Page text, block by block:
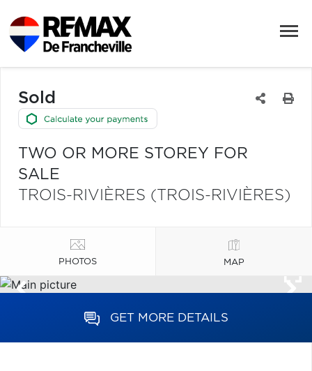
Sold
TWO OR MORE STOREY FOR
SALE
TROIS-RIVIÈRES (TROIS-RIVIÈRES)
PHOTOS MAP
GET MORE DETAILS